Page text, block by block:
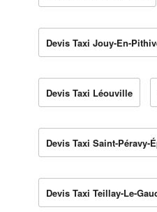
Devis Taxi Jouy-En-
Devis Taxi Léouville
Devis Taxi Saint-Péravy-
Devis Taxi Teillay-Le-